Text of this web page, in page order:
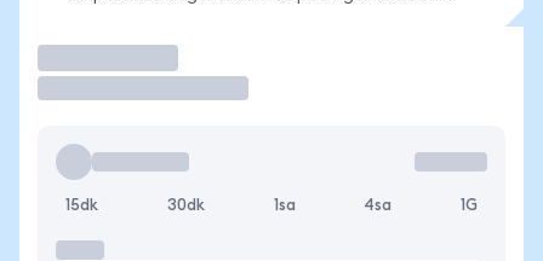
15dk 30dk 1sa 4sa 1G